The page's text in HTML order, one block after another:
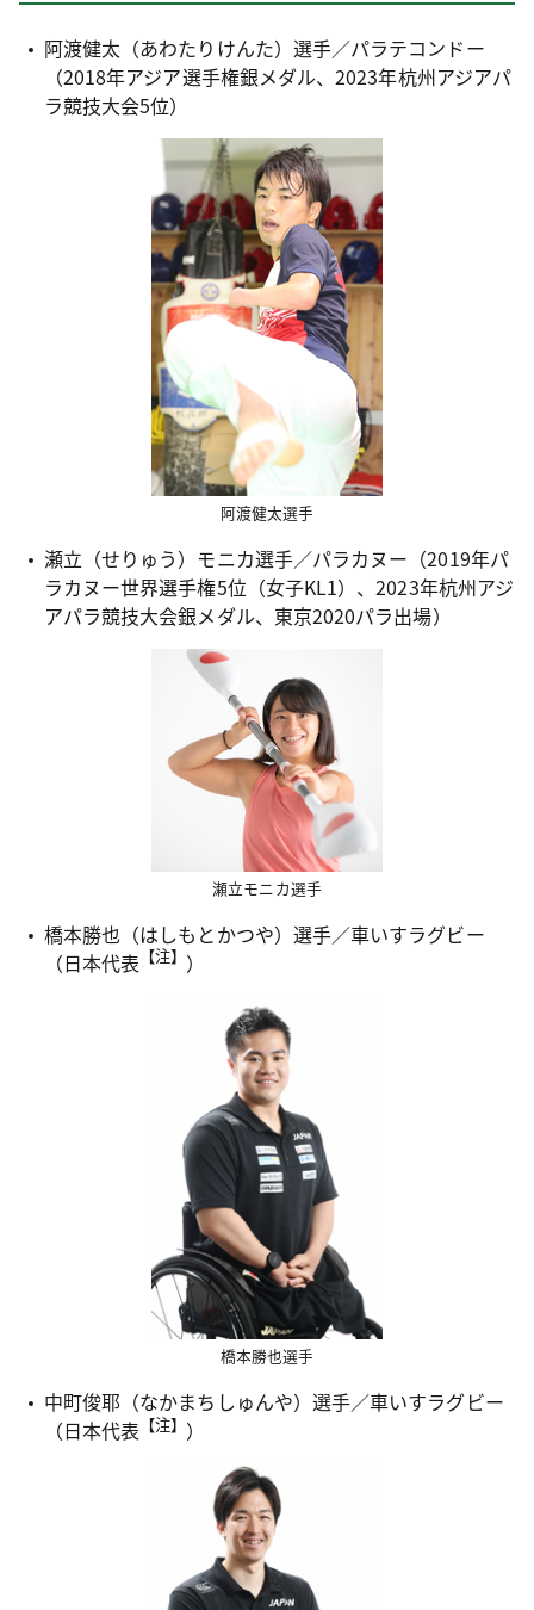
阿渡健太（あわたりけんた）選手／パラテコンドー
（2018年アジア選手権銀メダル、2023年杭州アジアパ
ラ競技大会5位）
阿渡健太選手
瀬立（せりゅう）モニカ選手／パラカヌー（2019年パ
ラカヌー世界選手権5位（女子KL1）、2023年杭州アジ
アパラ競技大会銀メダル、東京2020パラ出場）
瀬立モニカ選手
橋本勝也（はしもとかつや）選手／車いすラグビー
（日本代表 【注】 ）
橋本勝也選手
中町俊耶（なかまちしゅんや）選手／車いすラグビー
（日本代表 【注】 ）